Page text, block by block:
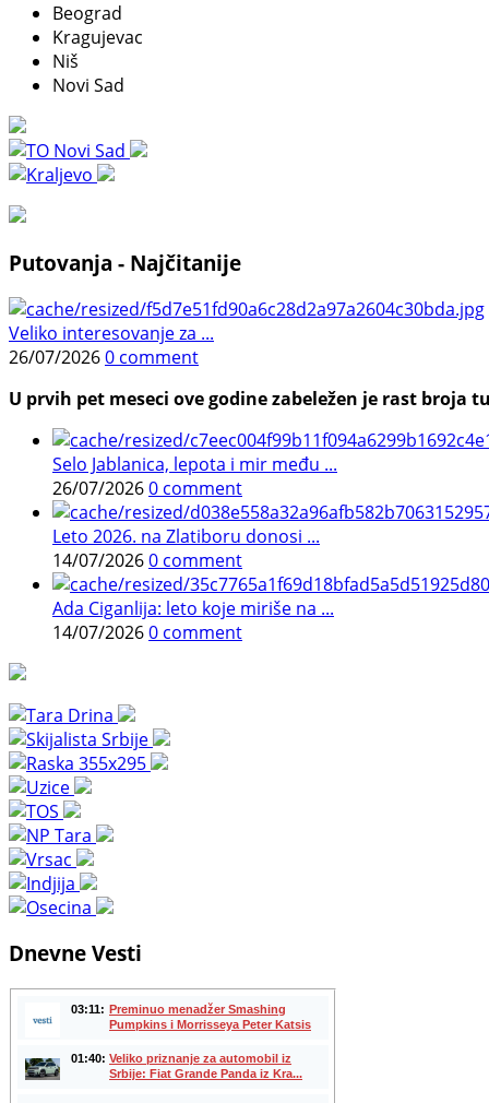
Beograd
Kragujevac
Niš
Novi Sad
Putovanja - Najčitanije
Veliko interesovanje za ...
26/07/20260 comment
U prvih pet meseci ove godine zabeležen je rast
Selo Jablanica, lepota i mir među ...
26/07/20260 comment
Leto 2026. na Zlatiboru donosi ...
14/07/20260 comment
Ada Ciganlija: leto koje miriše na ...
14/07/20260 comment
Dnevne Vesti